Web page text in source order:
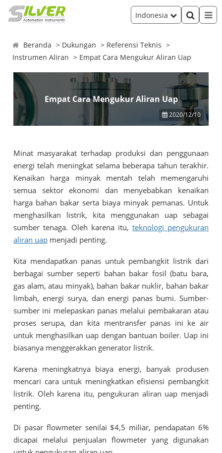
Indonesia
Beranda Dukungan
Referensi Teknis
Instrumen Aliran
Empat Cara Mengukur Aliran Uap
Empat Cara Mengukur Aliran Uap
2020/12/10
Minat masyarakat terhadap produksi dan penggunaan
energi telah meningkat selama beberapa tahun terakhir.
Kenaikan harga minyak mentah telah memengaruhi
semua sektor ekonomi dan menyebabkan kenaikan
harga bahan bakar serta biaya minyak pemanas. Untuk
menghasilkan listrik, kita menggunakan uap sebagai
sumber tenaga. Oleh karena itu, teknologi pengukuran
aliran uap menjadi penting.
Kita mendapatkan panas untuk pembangkit listrik dari
berbagai sumber seperti bahan bakar fosil (batu bara,
gas alam, atau minyak), bahan bakar nuklir, bahan bakar
limbah, energi surya, dan energi panas bumi. Sumber-
sumber ini melepaskan panas melalui pembakaran atau
proses serupa, dan kita mentransfer panas ini ke air
untuk menghasilkan uap dengan bantuan boiler. Uap ini
biasanya menggerakkan generator listrik.
Karena meningkatnya biaya energi, banyak produsen
mencari cara untuk meningkatkan efisiensi pembangkit
listrik. Oleh karena itu, pengukuran aliran uap menjadi
penting.
Di pasar flowmeter senilai $4,5 miliar, pendapatan 6%
dicapai melalui penjualan flowmeter yang digunakan